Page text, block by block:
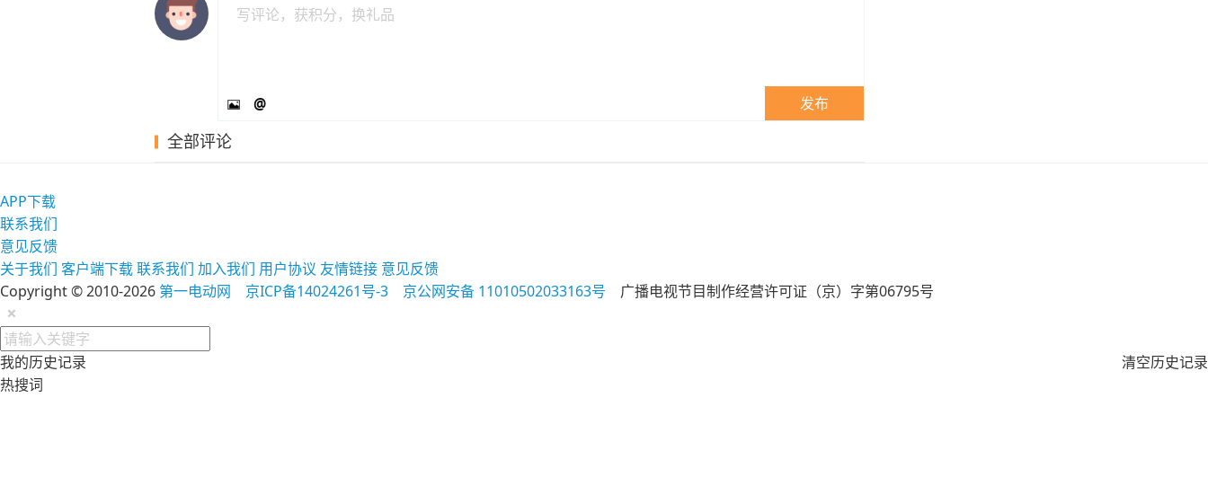
发布
@
全部评论
APP下载
联系我们
意见反馈
关于我们 客户端下载联系我们 加入我们 用户协议 友情链接 意见反馈
Copyright © 2010-2026 第一电动网 京ICP备14024261号-3 京公网安备 11010502033163号 广播电视节目制作经营许可证（京）字第06795号
×
我的历史记录
清空历史记录
热搜词